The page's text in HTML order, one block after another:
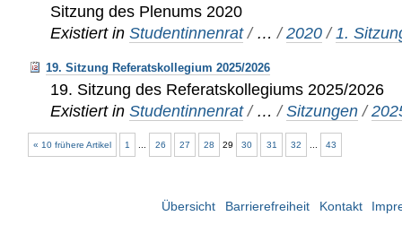
Sitzung des Plenums 2020
Existiert in Studentinnenrat / …/2020 / 1.
19. Sitzung Referatskollegium 2025/2026
19. Sitzung des Referatskollegiums 2025/2026
Existiert in Studentinnenrat / …/Sitzungen /
« 10 frühere Artikel 1 26 27 28 29 30 31 32 43
Übersicht Barrierefreiheit Kontakt